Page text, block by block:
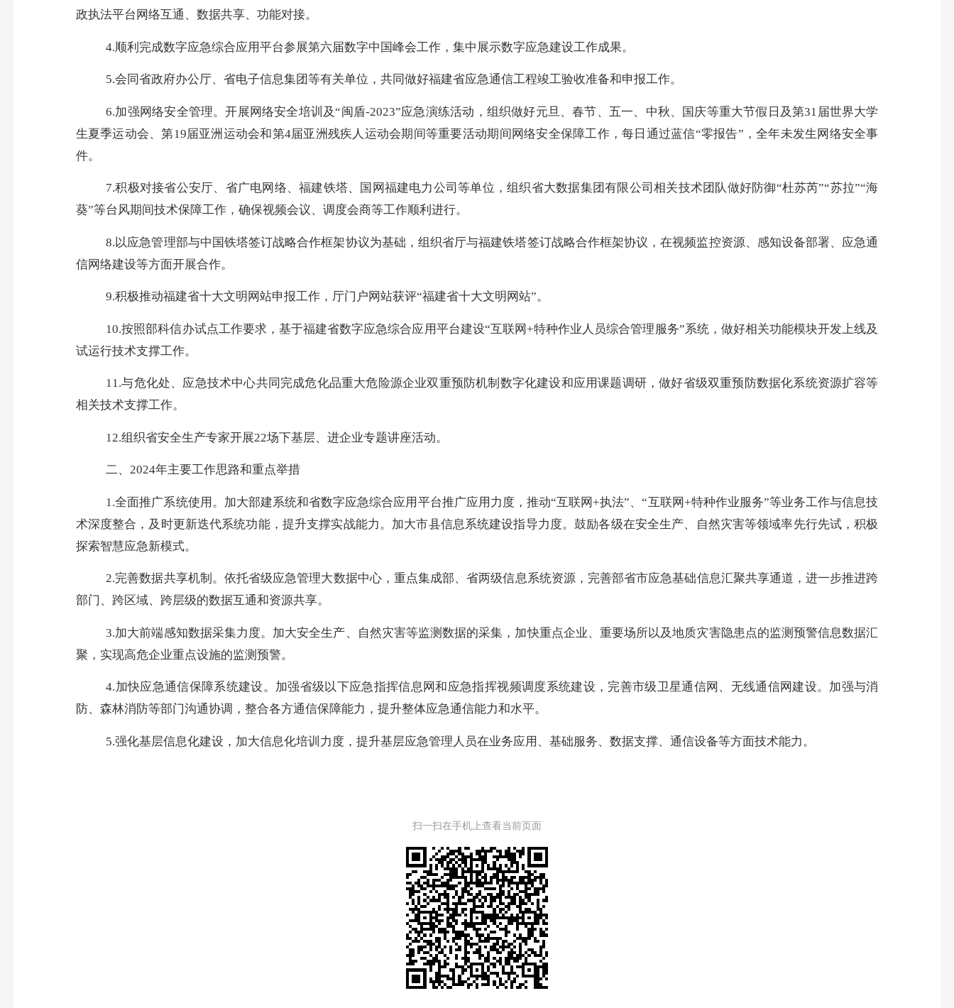
政执法平台网络互通、数据共享、功能对接。
4.顺利完成数字应急综合应用平台参展第六届数字中国峰会工作，集中展示数字应急建设工作成果。
5.会同省政府办公厅、省电子信息集团等有关单位，共同做好福建省应急通信工程竣工验收准备和申报工作。
6.加强网络安全管理。开展网络安全培训及“闽盾-2023”应急演练活动，组织做好元旦、春节、五一、中秋、国庆等重大节假日及第31届世界大学
生夏季运动会、第19届亚洲运动会和第4届亚洲残疾人运动会期间等重要活动期间网络安全保障工作，每日通过蓝信“零报告”，全年未发生网络安全事
件。
7.积极对接省公安厅、省广电网络、福建铁塔、国网福建电力公司等单位，组织省大数据集团有限公司相关技术团队做好防御“杜苏芮”“苏拉”“海
葵”等台风期间技术保障工作，确保视频会议、调度会商等工作顺利进行。
8.以应急管理部与中国铁塔签订战略合作框架协议为基础，组织省厅与福建铁塔签订战略合作框架协议，在视频监控资源、感知设备部署、应急通
信网络建设等方面开展合作。
9.积极推动福建省十大文明网站申报工作，厅门户网站获评“福建省十大文明网站”。
10.按照部科信办试点工作要求，基于福建省数字应急综合应用平台建设“互联网+特种作业人员综合管理服务”系统，做好相关功能模块开发上线及
试运行技术支撑工作。
11.与危化处、应急技术中心共同 完成危化品重大危险源企业双重预防机制数字化建设和应用课题调研，做好省级双重预防数据化系统资源扩容等
相关技术支撑工作。
12.组织省安全生产专家开展22场下基层、进企业专题讲座活动。
二、2024年主要工作思路和重点举措
1.全面推广系统使用。 加大部建系统和省数字应急综合应用平台推广应用力度，推动“互联网+执法”、“互联网+特种作业服务”等业务工作与信息技
术深度整合，及时更新迭代系统功能，提升支撑实战能力。加大市县信息系统建设指导力度。鼓励各级在安全生产、自然灾害等领域率先行先试，积极
探索智慧应急新模式。
2.完善数据共享机制。依托省级应急管理大数据中心，重点集成部、省两级信息系统资源， 完善部省市应急基础信息汇聚共享通道，进一步推进跨
部门、跨区域、跨层级的数据互通和资源共享。
3.加大前端感知数据采集力度。加大安全生产、自然灾害等监测数据的采集，加快重点企业、重要场所以及地质灾害隐患点的监测预警信息数据汇
聚，实现高危企业重点设施的监测预警。
4.加快应急通信保障系统建设。 加强省级以下应急指挥信息网和应急指挥视频调度系统建设，完善市级卫星通信网、无线通信网建设。加强与消
防、森林消防等部门沟通协调，整合各方通信保障能力，提升整体应急通信能力和水平。
5.强化基层信息化建设，加大信息化培训力度，提升基层应急管理人员在业务应用、基础服务、数据支撑、通信设备等方面技术能力。
扫一扫在手机上查看当前页面